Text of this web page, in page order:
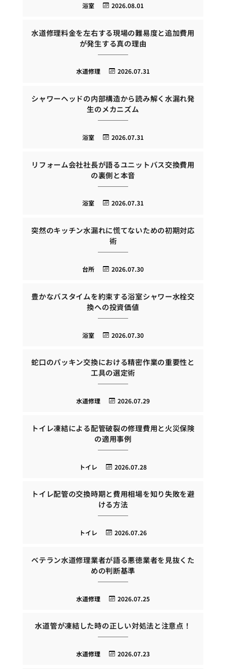
2026.08.01
浴室
水道修理料金を左右する現場の難易度と追加費用
が発生する真の理由
2026.07.31
水道修理
シャワーヘッドの内部構造から読み解く水漏れ発
生のメカニズム
2026.07.31
浴室
リフォーム会社社長が語るユニットバス交換費用
の裏側と本音
2026.07.31
浴室
突然のキッチン水漏れに慌てないための初期対応
術
2026.07.30
台所
豊かなバスタイムを約束する浴室シャワー水栓交
換への投資価値
2026.07.30
浴室
蛇口のパッキン交換における精密作業の重要性と
工具の選定術
2026.07.29
水道修理
トイレ凍結による配管破裂の修理費用と火災保険
の適用事例
2026.07.28
トイレ
トイレ配管の交換時期と費用相場を知り失敗を避
ける方法
2026.07.26
トイレ
ベテラン水道修理業者が語る悪徳業者を見抜くた
めの判断基準
2026.07.25
水道修理
水道管が凍結した時の正しい対処法と注意点！
2026.07.23
水道修理